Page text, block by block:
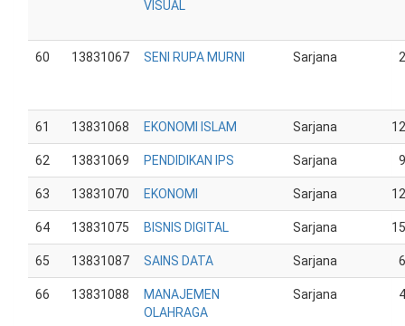
VISUAL
60 13831067 SENI RUPA MURNI Sarjana
61 13831068 EKONOMI ISLAM Sarjana
62 13831069 PENDIDIKAN IPS Sarjana
63 13831070 EKONOMI Sarjana
64 13831075 BISNIS DIGITAL Sarjana
65 13831087 SAINS DATA Sarjana
66 13831088
MANAJEMEN
OLAHRAGA
Sarjana